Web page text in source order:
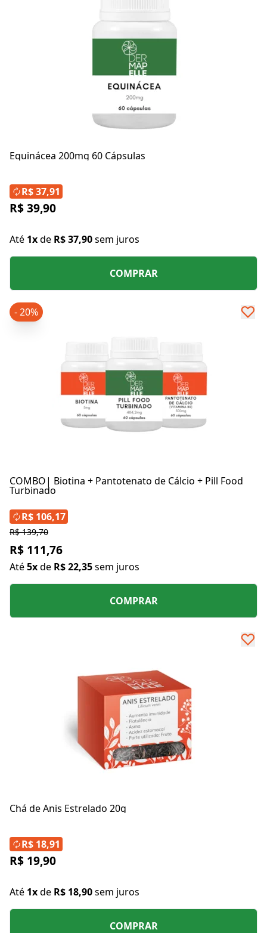
Equinácea 200mg 60 Cápsulas
R$ 39,90
Até 1xde R$ 37,90sem juros
R$ 37,91
COMPRAR
COMBO| Biotina + Pantotenato de Cálcio + Pill Food
Turbinado
- 20%
R$ 139,70
R$ 111,76
Até5xde R$ 22,35sem juros
R$ 106,17
COMPRAR
Chá de Anis Estrelado 20g
R$ 19,90
Até 1xde R$ 18,90sem juros
R$ 18,91
COMPRAR